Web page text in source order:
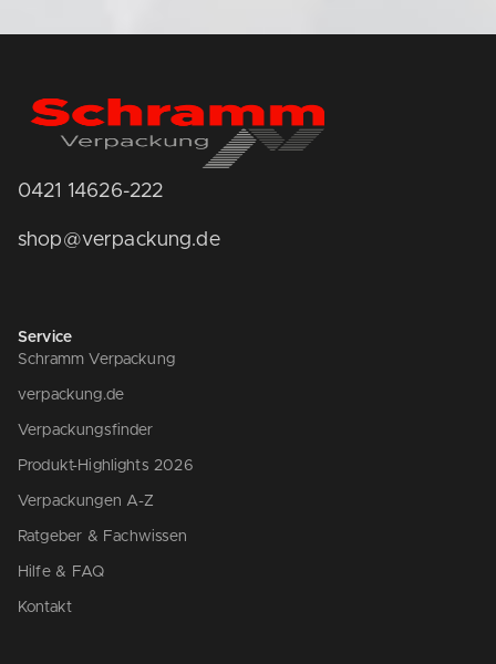
0421 14626-222
shop@verpackung.de
Service
Schramm Verpackung
verpackung.de
Verpackungsfinder
Produkt-Highlights 2026
Verpackungen A-Z
Ratgeber & Fachwissen
Hilfe & FAQ
Kontakt